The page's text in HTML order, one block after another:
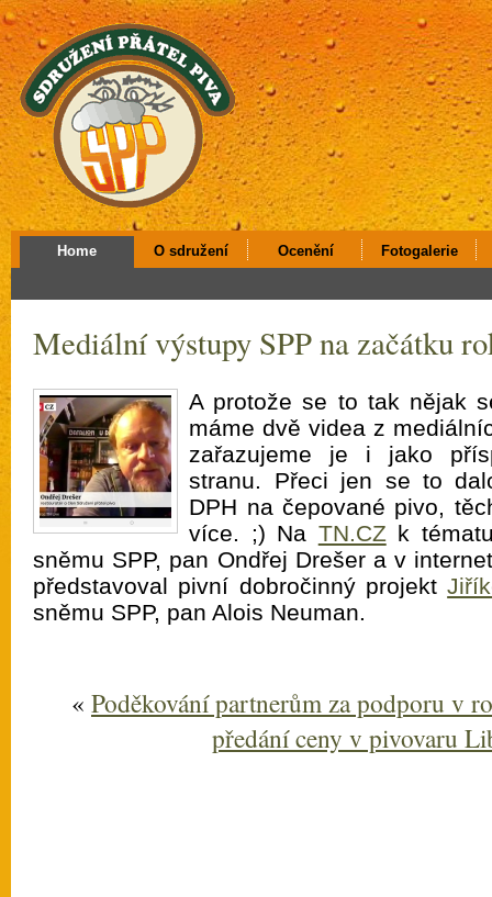
Home O sdružení Ocenění Fotogalerie
Mediální výstupy SPP na začátku
A protože se to tak nějak
máme dvě videa z
zařazujeme je i jako
stranu. Přeci jen se to
DPH na čepované pivo,
více. ;) Na TN.CZ k
sněmu SPP, pan Ondřej Drešer a v
představoval pivní dobročinný projekt
sněmu SPP, pan Alois Neuman.
« Poděkování partnerům za podporu v
předání ceny v pivovaru